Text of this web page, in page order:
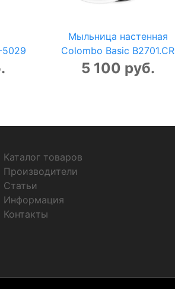
5029
Мыльница настенная
Colombo Basic B2701.CR
5 100 руб.
Каталог товаров
Производители
Статьи
Информация
Контакты